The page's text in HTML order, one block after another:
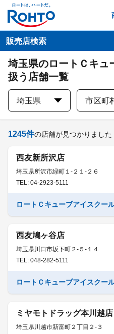
販売店検索
埼玉県のロートＣキュ
扱う店舗一覧
埼玉県 市区町
1245件の店舗が見つかりました
西友新所沢店
埼玉県所沢市緑町１-２１-２６
TEL: 04-2923-5111
ロートＣキューブアイスクー
西友鳩ヶ谷店
埼玉県川口市坂下町２-５-１４
TEL: 048-282-5111
ロートＣキューブアイスクー
ミヤモトドラッグ本川越店
埼玉県川越市新富町２丁目２-３